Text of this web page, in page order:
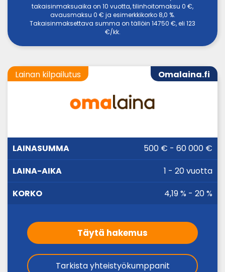
takaisinmaksuaika on 10 vuotta, tilinhoitomaksu 0 €,
avausmaksu 0 € ja esimerkkikorko 8,0 %.
Takaisinmaksettava summa on tällöin 14750 €, eli 123
€/kk.
Omalaina.fi
Lainan kilpailutus
LAINASUMMA KORKO500 € - 60 000 €
1 - 20 vuotta
4,19 % - 20 %
Täytä hakemus
Tarkista yhteistyökumppanit